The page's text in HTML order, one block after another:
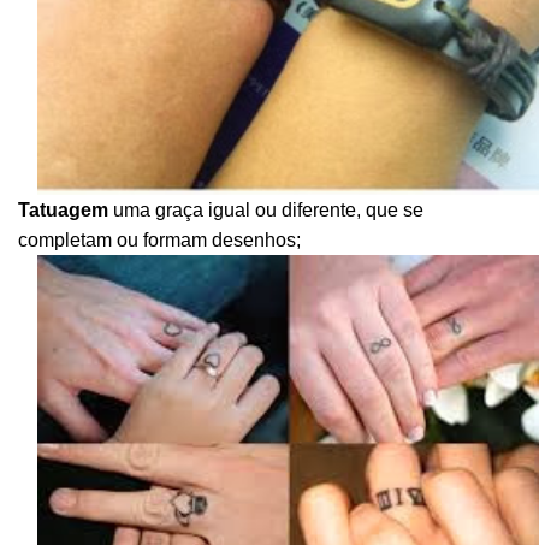
Tatuagem uma graça igual ou diferente, que se
completam ou formam desenhos;